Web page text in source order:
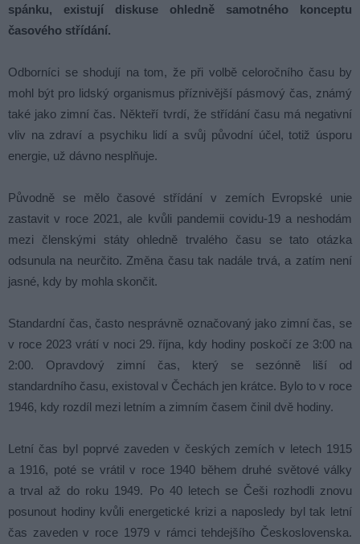
spánku, existují diskuse ohledně samotného konceptu
časového střídání.
Odborníci se shodují na tom, že při volbě celoročního času by
mohl být pro lidský organismus příznivější pásmový čas, známý
také jako zimní čas. Někteří tvrdí, že střídání času má negativní
vliv na zdraví a psychiku lidí a svůj původní účel, totiž úsporu
energie, už dávno nesplňuje.
Původně se mělo časové střídání v zemích Evropské unie
zastavit v roce 2021, ale kvůli pandemii covidu-19 a neshodám
mezi členskými státy ohledně trvalého času se tato otázka
odsunula na neurčito. Změna času tak nadále trvá, a zatím není
jasné, kdy by mohla skončit.
Standardní čas, často nesprávně označovaný jako zimní čas, se
v roce 2023 vrátí v noci 29. října, kdy hodiny poskočí ze 3:00 na
2:00. Opravdový zimní čas, který se sezónně liší od
standardního času, existoval v Čechách jen krátce. Bylo to v roce
1946, kdy rozdíl mezi letním a zimním časem činil dvě hodiny.
Letní čas byl poprvé zaveden v českých zemích v letech 1915
a 1916, poté se vrátil v roce 1940 během druhé světové války
a trval až do roku 1949. Po 40 letech se Češi rozhodli znovu
posunout hodiny kvůli energetické krizi a naposledy byl tak letní
čas zaveden v roce 1979 v rámci tehdejšího Československa.